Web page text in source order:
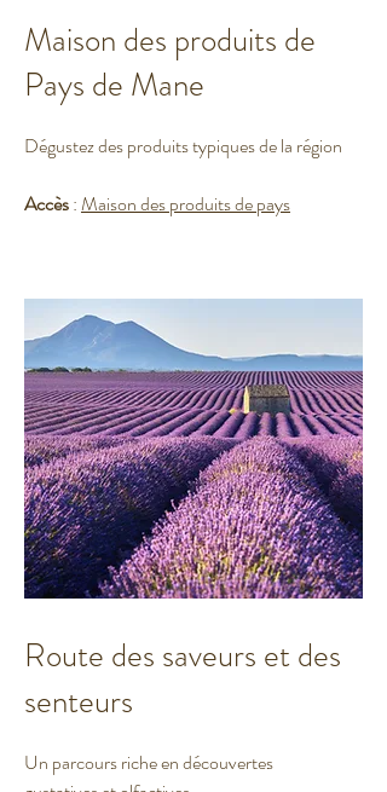
Maison des produits de
Pays de Mane
Dégustez des produits typiques de la région
Accès:Maison des produits de pays
Route des saveurs et des
senteurs
Un parcours riche en découvertes